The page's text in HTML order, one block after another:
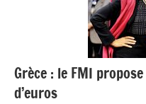
Grèce : le FMI
d’euros